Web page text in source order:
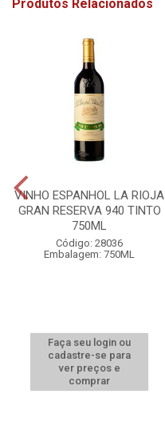
Produtos Relacionados
VINHO ESPANHOL LA RIOJA
GRAN RESERVA 940 TINTO
750ML
Código: 28036
Embalagem: 750ML
Faça seu login ou
cadastre-se para
ver preços e
comprar